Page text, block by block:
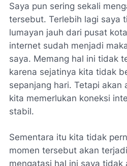
Saya pun sering sekali
tersebut. Terlebih lagi saya
lumayan jauh dari pusat
internet sudah menjadi
saya. Memang hal ini tidak
karena sejatinya kita tidak
sepanjang hari. Tetapi akan
kita memerlukan koneksi
stabil.
Sementara itu kita tidak
momen tersebut akan
mengatasi hal ini saya tidak